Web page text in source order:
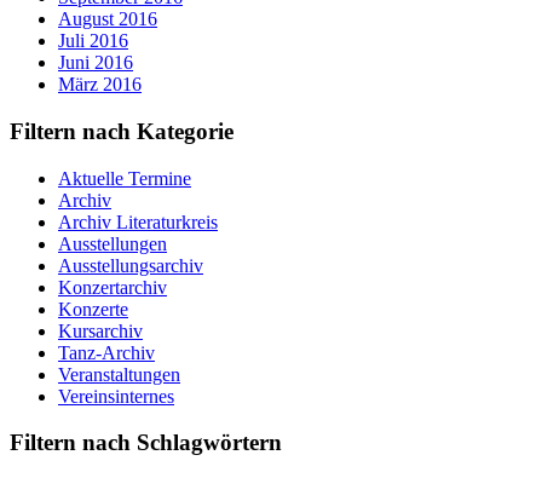
August 2016
Juli 2016
Juni 2016
März 2016
Filtern nach Kategorie
Aktuelle Termine
Archiv
Archiv Literaturkreis
Ausstellungen
Ausstellungsarchiv
Konzertarchiv
Konzerte
Kursarchiv
Tanz-Archiv
Veranstaltungen
Vereinsinternes
Filtern nach Schlagwörtern